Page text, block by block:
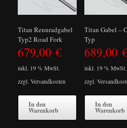
Titan Rennradgabel
Typ2 Road Fork
679,00 €
inkl. 19 % MwSt.
zzgl. Versandkosten
In den
Warenkorb
Titan Gabel –
Typ
689,00
inkl. 19 % MwSt.
zzgl.
In den
Warenkorb